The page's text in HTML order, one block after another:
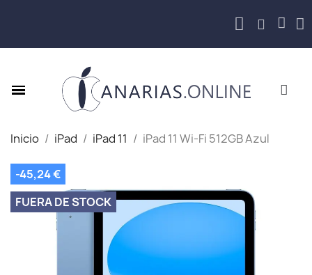
Inicio iPad iPad 11 iPad 11 Wi-Fi 512GB Azul
-45,24 €
FUERA DE STOCK